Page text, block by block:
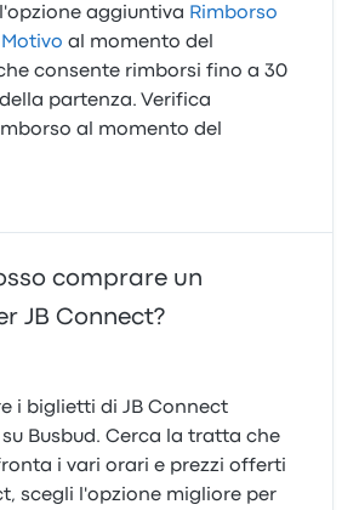
aggiuntiva Rimborso
al momento del
consente rimborsi fino a 30
partenza. Verifica
al momento del
comprare un
JB Connect?
i biglietti di JB Connect
Busbud. Cerca la tratta che
i vari orari e prezzi offerti
scegli l'opzione migliore per